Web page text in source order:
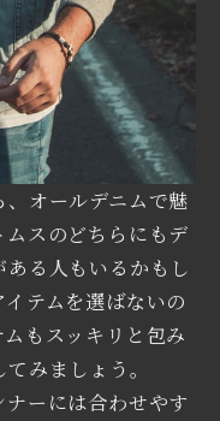
オールデニムで魅
スのどちらにもデ
る人もいるかもし
テムを選ばないの
もスッキリと包み
みましょう。
ーには合わせやす